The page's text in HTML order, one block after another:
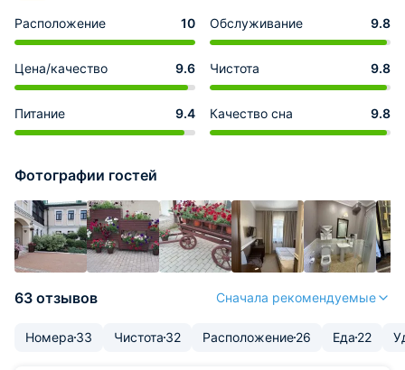
Расположение 10 Обслуживание 9.8
Цена/качество 9.6 Чистота 9.8
Питание 9.4 Качество сна 9.8
Фотографии гостей
63 отзывов Сначала рекомендуемые
Номера 33 Чистота 32 Расположение26 Еда 22